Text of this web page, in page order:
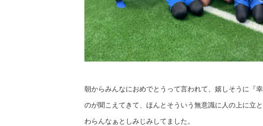
朝からみんなにおめでとうって言われて、嬉しそうに『
のが聞こえてきて、ほんとそういう無意識に人の上に立
わらんなぁとしみじみしてました。